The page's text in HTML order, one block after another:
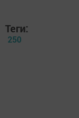
Теги:
250